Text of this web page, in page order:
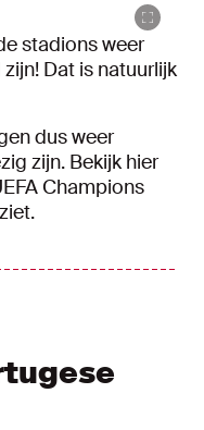
stadions weer
Dat is natuurlijk
dus weer
zijn. Bekijk hier
Champions